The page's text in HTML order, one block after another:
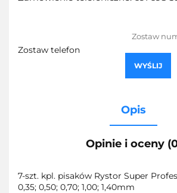
Zostaw telefon
WYŚLIJ
Opis
Opinie i oceny
7-szt. kpl. pisaków Rystor Super
0,35; 0,50; 0,70; 1,00; 1,40mm